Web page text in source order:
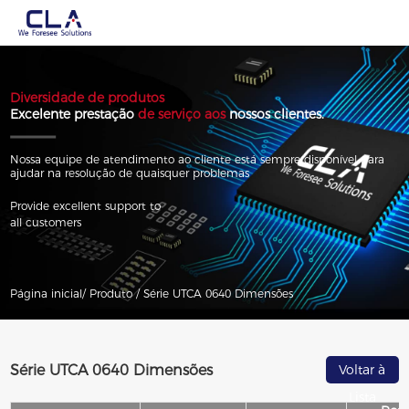
Diversidade de produtos
Excelente prestaçãode serviço aosnossos clientes.
Nossa equipe de atendimento ao cliente está sempre disponível para
ajudar na resolução de quaisquer problemas
Provide excellent support to
all customers
Página inicial/ Produto / Série UTCA 0640 Dimensões
Série UTCA 0640 Dimensões
Voltar à